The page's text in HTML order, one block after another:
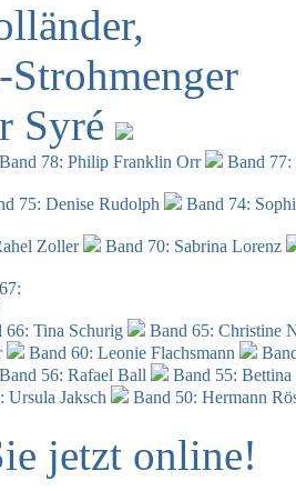
Syré
Band 78: Philip Franklin Orr
Band
75: Denise Rudolph
Band 74:
Zoller
Band 70: Sabrina Lorenz
66: Tina Schurig
Band 65: Christine
Band 60: Leonie Flachsmann
Band 56: Rafael Ball
Band 55:
Ursula Jaksch Band 50: Hermann
jetzt online!